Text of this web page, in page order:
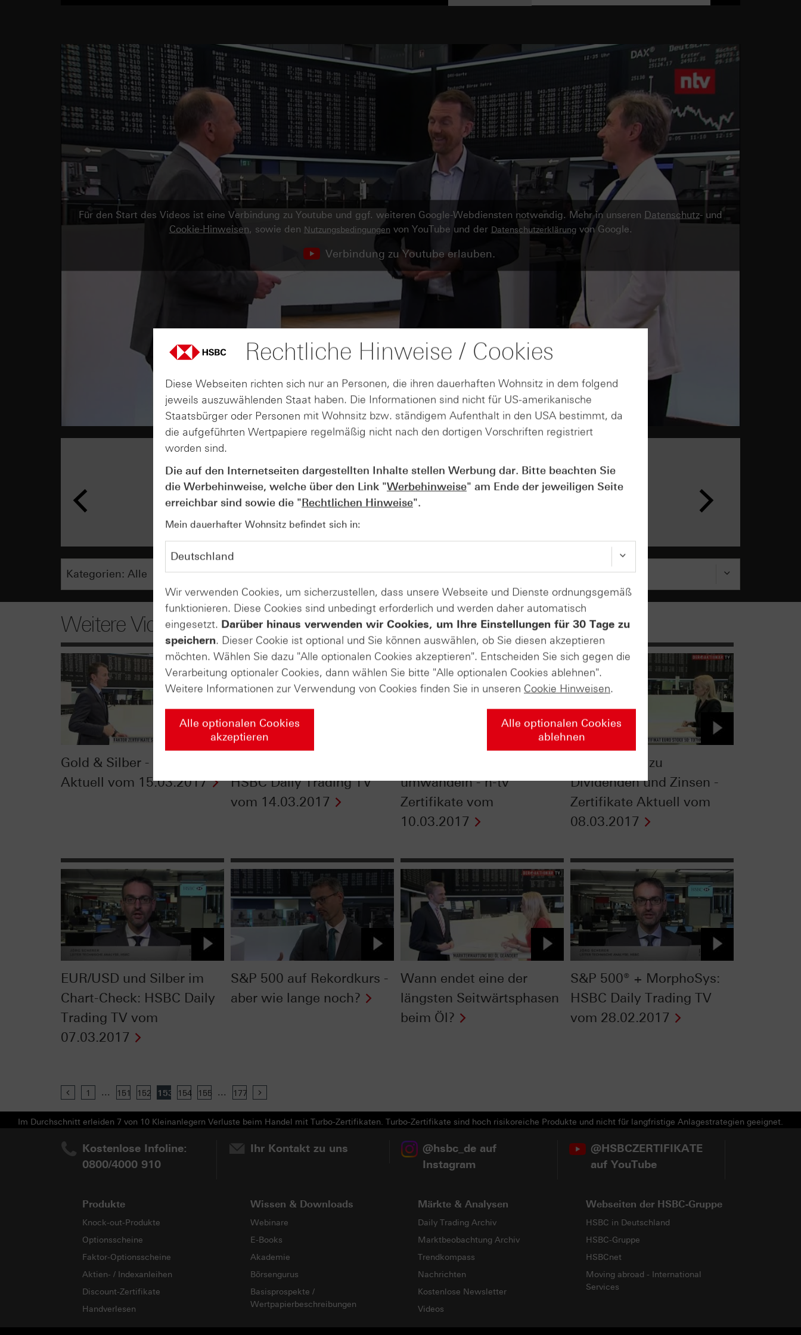
Für den Start des Videos ist eine Verbindung zu Youtube und ggf. weiteren Google-Webdiensten notwendig. Mehr in unseren Datenschutz- und
Cookie-Hinweisen, sowie den Nutzungsbedingungen von YouTube und der Datenschutzerklärungvon Google.
Verbindung zu Youtube erlauben.
AUGUST
04
Der Blick ins Kleingedruckte: Kosten &
Kündigungen bei Derivaten - Webinar
vom 04.08.2026
Weitere Videos
Gold & Silber - Zertifikate
Aktuell vom 15.03.2017
HSBC Daily Trading TV
vom 14.03.2017
umwandeln - n-tv
Zertifikate vom
10.03.2017
Alternativen zu
Dividenden und Zinsen -
Zertifikate Aktuell vom
08.03.2017
EUR/USD und Silber im
Chart-Check: HSBC Daily
Trading TV vom
07.03.2017
S&P 500 auf Rekordkurs -
aber wie lange noch?
Wann endet eine der
längsten Seitwärtsphasen
beim Öl?
S&P 500® + MorphoSys:
HSBC Daily Trading TV
vom 28.02.2017
Previous
1 ... 151 152 153 154 155 ... 177
Im Durchschnitt erleiden 7 von 10 Kleinanlegern Verluste beim Handel mit Turbo-Zertifikaten. Turbo-Zertifikate sind hoch risikoreiche Produkte und nicht für langfristige Anlagestrategien geeignet.
Kostenlose Infoline:
0800/4000 910
Ihr Kontakt zu uns
@hsbc_de auf
Instagram
@HSBCZERTIFIKATE
auf YouTube
Produkte
Knock-out-Produkte
Optionsscheine
Faktor-Optionsscheine
Aktien- / Indexanleihen
Discount-Zertifikate
Handverlesen
Wissen & Downloads
Webinare
E-Books
Akademie
Börsengurus
Basisprospekte /
Wertpapierbeschreibungen
Märkte & Analysen
Daily Trading Archiv
Marktbeobachtung Archiv
Trendkompass
Nachrichten
Kostenlose Newsletter
Videos
Webseiten der HSBC-Gruppe
HSBC in Deutschland
HSBC-Gruppe
HSBCnet
Moving abroad - International
Services
Rechtliche Hinweise / Cookies
Diese Webseiten richten sich nur an Personen, die ihren dauerhaften Wohnsitz in dem folgend
jeweils auszuwählenden Staat haben. Die Informationen sind nicht für US-amerikanische
Staatsbürger oder Personen mit Wohnsitz bzw. ständigem Aufenthalt in den USA bestimmt, da
die aufgeführten Wertpapiere regelmäßig nicht nach den dortigen Vorschriften registriert
worden sind.
Die auf den Internetseiten dargestellten Inhalte stellen Werbung dar. Bitte beachten Sie
die Werbehinweise, welche über den Link "Werbehinweise" am Ende der jeweiligen Seite
erreichbar sind sowie die "Rechtlichen Hinweise".
Mein dauerhafter Wohnsitz befindet sich in:
Wir verwenden Cookies, um sicherzustellen, dass unsere Webseite und Dienste ordnungsgemäß
funktionieren. Diese Cookies sind unbedingt erforderlich und werden daher automatisch
eingesetzt. Darüber hinaus verwenden wir Cookies, um Ihre Einstellungen für 30 Tage zu
speichern. Dieser Cookie ist optional und Sie können auswählen, ob Sie diesen akzeptieren
möchten. Wählen Sie dazu "Alle optionalen Cookies akzeptieren". Entscheiden Sie sich gegen die
Verarbeitung optionaler Cookies, dann wählen Sie bitte "Alle optionalen Cookies ablehnen".
Weitere Informationen zur Verwendung von Cookies finden Sie in unseren Cookie Hinweisen.
Alle optionalen Cookies
akzeptieren
Alle optionalen Cookies
ablehnen